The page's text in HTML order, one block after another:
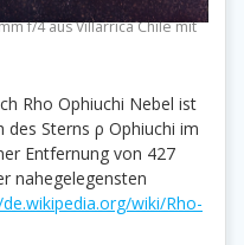
f/4 aus Villarrica Chile mit
Rho Ophiuchi Nebel ist
des Sterns ρ Ophiuchi im
Entfernung von 427
nahegelegensten
wiki/Rho-